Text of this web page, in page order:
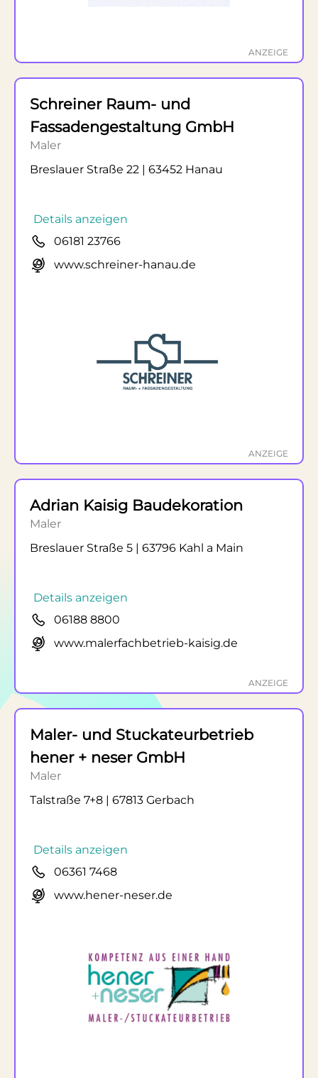
ANZEIGE
Schreiner Raum- und
Fassadengestaltung GmbH
Maler
Breslauer Straße 22 | 63452 Hanau
Details anzeigen
06181 23766
www.schreiner-hanau.de
ANZEIGE
Adrian Kaisig Baudekoration
Maler
Breslauer Straße 5 | 63796 Kahl a Main
Details anzeigen
06188 8800
www.malerfachbetrieb-kaisig.de
ANZEIGE
Maler- und Stuckateurbetrieb
hener + neser GmbH
Maler
Talstraße 7+8 | 67813 Gerbach
Details anzeigen
06361 7468
www.hener-neser.de